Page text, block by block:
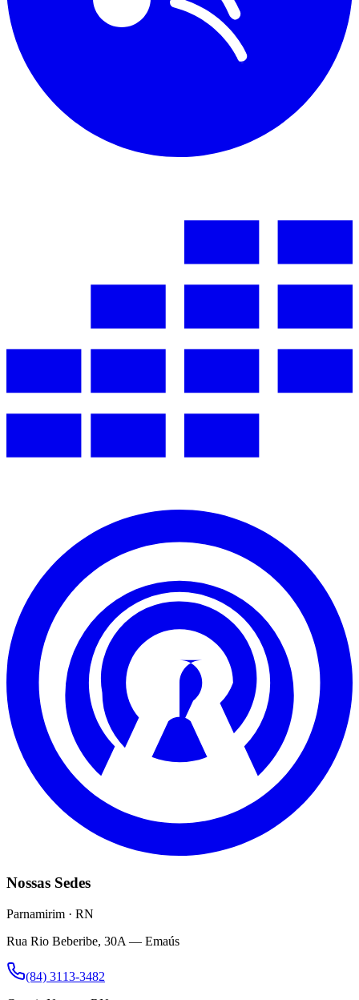
Nossas Sedes
Parnamirim · RN
Rua Rio Beberibe, 30A — Emaús
(84) 3113-3482